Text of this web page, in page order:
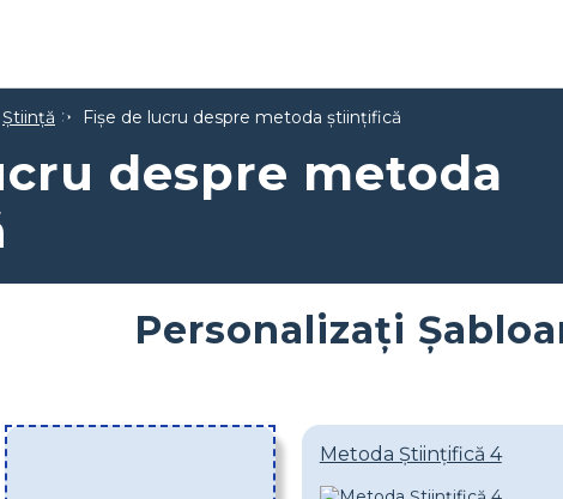
Ştiinţă Fișe de lucru despre metoda științifică
despre metoda
Personalizați
Metoda Științifică 4